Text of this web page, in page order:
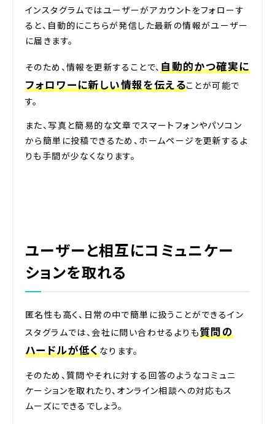
インスタグラムではユーザーがアカウントをフォローす
ると、自動的にこちらが発信した最新の情報がユーザー
に届きます。
そのため、情報を更新することで、自動的かつ確実に
フォロワーに新しい情報を伝えることが可能で
す。
また、写真と簡易的な文章でスマートフォンやパソコン
から簡単に投稿できるため、ホームページを更新するよ
りも手間が少なくなります。
ユーザーと相互にコミュニケー
ションを取れる
匿名性も高く、日常の中で簡単に扱うことができるイン
スタグラムでは、会社に問い合わせるよりも質問の
ハードルが低くなります。
そのため、質問やそれに対する回答のようなコミュニ
ケーションを取れたり、オンライン相談への対応もス
ムーズにできるでしょう。